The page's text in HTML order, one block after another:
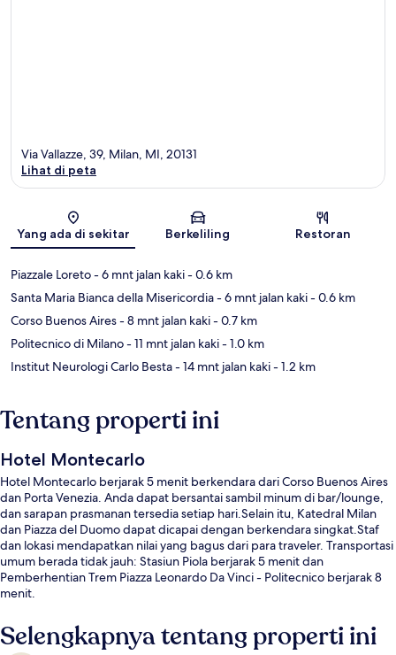
Peta
Via Vallazze, 39, Milan, MI, 20131
Lihat di peta
Yang ada di sekitar Berkeliling Restoran
Piazzale Loreto- 6 mnt jalan kaki- 0.6 km
Santa Maria Bianca della Misericordia- 6 mnt jalan kaki- 0.6 km
Corso Buenos Aires- 8 mnt jalan kaki- 0.7 km
Politecnico di Milano- 11 mnt jalan kaki- 1.0 km
Institut Neurologi Carlo Besta- 14 mnt jalan kaki- 1.2 km
Tentang properti ini
Hotel Montecarlo
Hotel Montecarlo berjarak 5 menit berkendara dari Corso Buenos Aires
dan Porta Venezia. Anda dapat bersantai sambil minum di bar/lounge,
dan sarapan prasmanan tersedia setiap hari.Selain itu, Katedral Milan
dan Piazza del Duomo dapat dicapai dengan berkendara singkat.Staf
dan lokasi mendapatkan nilai yang bagus dari para traveler. Transportasi
umum berada tidak jauh: Stasiun Piola berjarak 5 menit dan
Pemberhentian Trem Piazza Leonardo Da Vinci - Politecnico berjarak 8
menit.
Selengkapnya tentang properti ini